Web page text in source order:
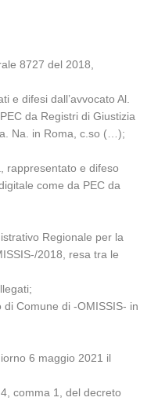
8727 del 2018,
e difesi dall’avvocato Al.
da Registri di Giustizia
Na. in Roma, c.so (…);
rappresentato e difeso
come da PEC da
Regionale per la
2018, resa tra le
di Comune di -OMISSIS- in
6 maggio 2021 il
comma 1, del decreto